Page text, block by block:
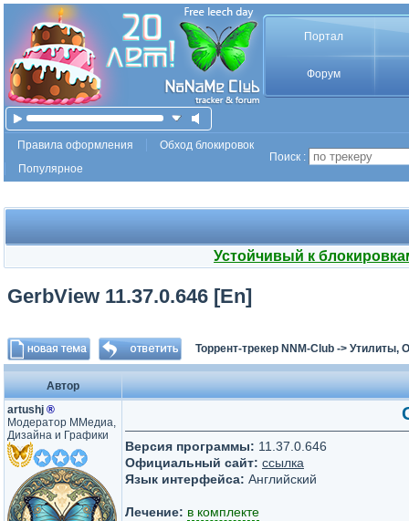
Портал
Форум
Правила оформления
Обход блокировок
Популярное
Поиск :
Устойчивый к
GerbView 11.37.0.646 [En]
Торрент-трекер NNM-Club -> Утилиты,
Автор
artushj ®
Модератор ММедиа,
Дизайна и Графики
Версия программы: 11.37.0.646
Официальный сайт: ссылка
Язык интерфейса: Английский
Лечение: в комплекте